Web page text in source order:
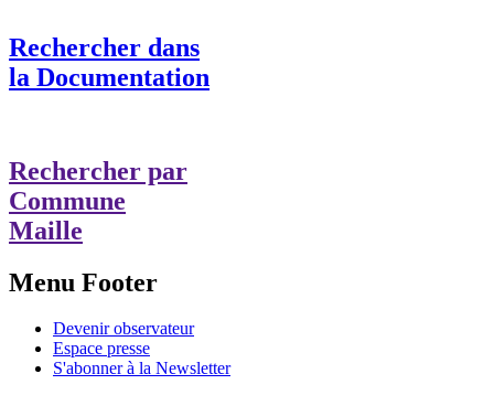
Rechercher dans
la Documentation
Rechercher par
Commune
Maille
Menu Footer
Devenir observateur
Espace presse
S'abonner à la Newsletter